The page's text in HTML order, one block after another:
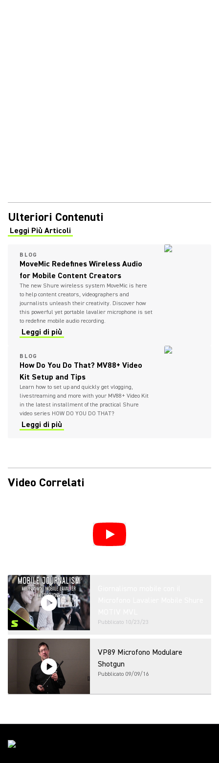
Ulteriori Contenuti
Leggi Più Articoli
(Opens in a new tab)
BLOG
MoveMic Redefines Wireless Audio
for Mobile Content Creators
The new Shure wireless system MoveMic is here
to help content creators, videographers and
journalists unleash their creativity. Discover how
this powerful yet portable lavalier microphone is set
to redefine mobile audio recording.
Leggi di più
BLOG
How Do You Do That? MV88+ Video
Kit Setup and Tips
Learn how to set up and quickly get vlogging,
livestreaming and more with your MV88+ Video Kit
in the latest installment of the practical Shure
video series HOW DO YOU DO THAT?
Leggi di più
Video Correlati
Pubblicato 10/23/23
VP89 Microfono Modulare
Shotgun
Pubblicato 09/09/16